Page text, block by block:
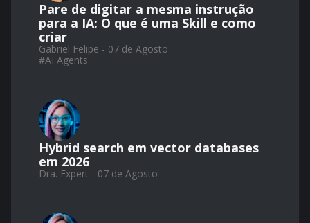
Pare de digitar a mesma instrução
para a IA: O que é uma Skill e como
criar
Gabriel Felipe - 07 de Agosto
#AI Agents
Hybrid search em vector databases
em 2026
Dra. Expert - 07 de Agosto